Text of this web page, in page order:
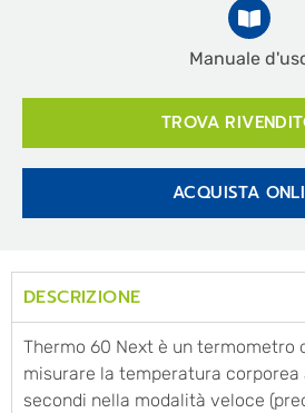
Manuale
TROVA
ACQUISTA
DESCRIZIONE
Thermo 60 Next è un termometro
misurare la temperatura corporea
secondi nella modalità veloce